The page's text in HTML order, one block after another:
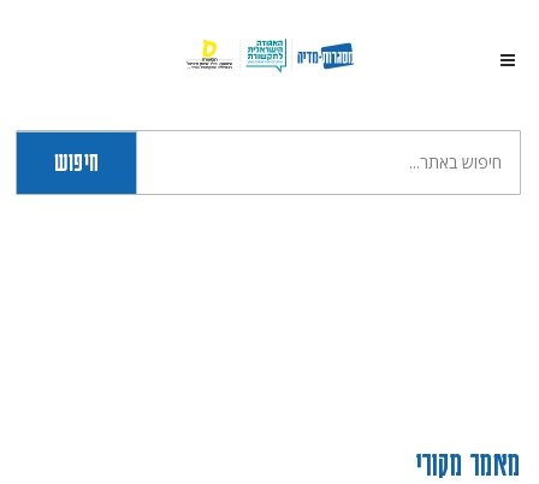
חיפוש
מאמר מקורי